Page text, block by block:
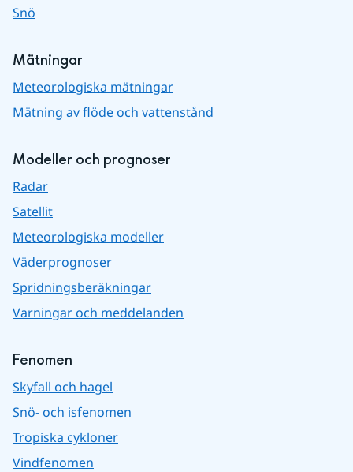
Snö
Mätningar
Meteorologiska mätningar
Mätning av flöde och vattenstånd
Modeller och prognoser
Radar
Satellit
Meteorologiska modeller
Väderprognoser
Spridningsberäkningar
Varningar och meddelanden
Fenomen
Skyfall och hagel
Snö- och isfenomen
Tropiska cykloner
Vindfenomen